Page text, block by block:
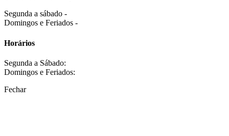
Segunda a sábado -
Domingos e Feriados -
Horários
Segunda a Sábado:
Domingos e Feriados:
Fechar